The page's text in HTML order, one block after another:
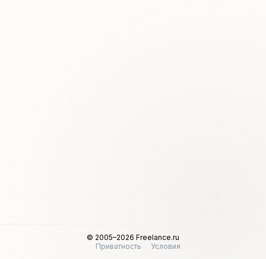
© 2005–2026 Freelance.ru
Приватность
Условия